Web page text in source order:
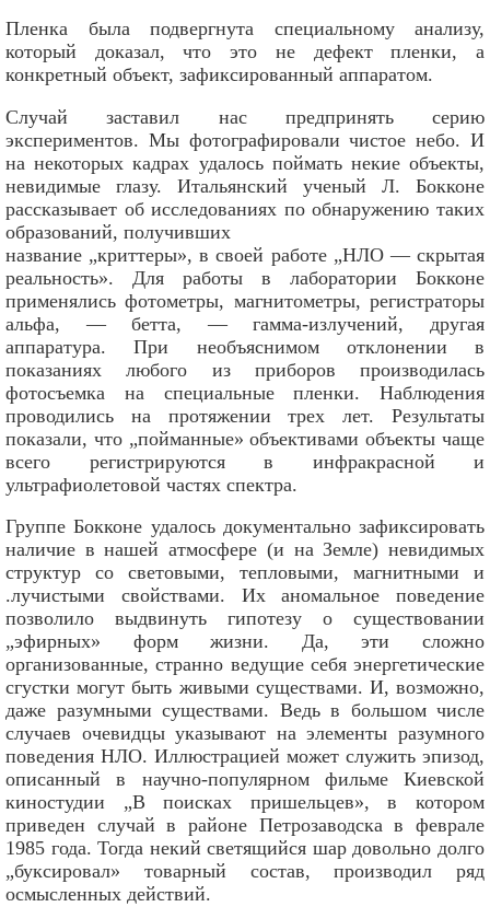
Пленка была подвергнута специальному анализу,
который доказал, что это не дефект пленки, а
конкретный объект, зафиксированный аппаратом.
Случай заставил нас предпринять серию
экспериментов. Мы фотографировали чистое небо. И
на некоторых кадрах удалось поймать некие объекты,
невидимые глазу. Итальянский ученый Л. Бокконе
рассказывает об исследованиях по обнаружению таких
образований, получивших
название „криттеры», в своей работе „НЛО — скрытая
реальность». Для работы в лаборатории Бокконе
применялись фотометры, магнитометры, регистраторы
альфа, — бетта, — гамма-излучений, другая
аппаратура. При необъяснимом отклонении в
показаниях любого из приборов производилась
фотосъемка на специальные пленки. Наблюдения
проводились на протяжении трех лет. Результаты
показали, что „пойманные» объективами объекты чаще
всего регистрируются в инфракрасной и
ультрафиолетовой частях спектра.
Группе Бокконе удалось документально зафиксировать
наличие в нашей атмосфере (и на Земле) невидимых
структур со световыми, тепловыми, магнитными и
.лучистыми свойствами. Их аномальное поведение
позволило выдвинуть гипотезу о существовании
„эфирных» форм жизни. Да, эти сложно
организованные, странно ведущие себя энергетические
сгустки могут быть живыми существами. И, возможно,
даже разумными существами. Ведь в большом числе
случаев очевидцы указывают на элементы разумного
поведения НЛО. Иллюстрацией может служить эпизод,
описанный в научно-популярном фильме Киевской
киностудии „В поисках пришельцев», в котором
приведен случай в районе Петрозаводска в феврале
1985 года. Тогда некий светящийся шар довольно долго
„буксировал» товарный состав, производил ряд
осмысленных действий.